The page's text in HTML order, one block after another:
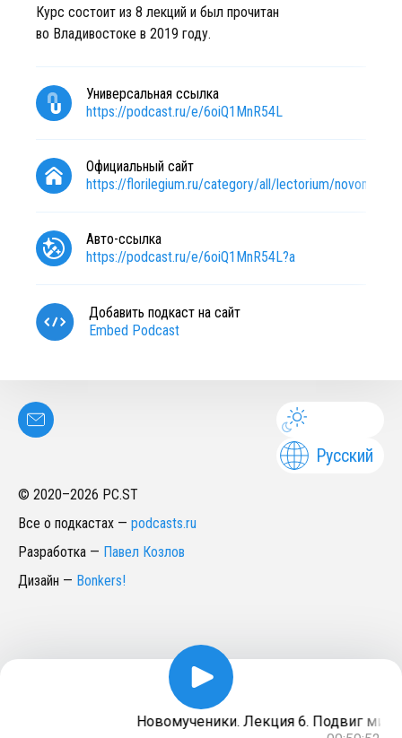
Курс состоит из 8 лекций и был прочитан
во Владивостоке в 2019 году.
Универсальная ссылка
https://podcast.ru/e/6oiQ1MnR54L
Официальный сайт
https://florilegium.ru/category/all/lectorium/
Авто-ссылка
https://podcast.ru/e/6oiQ1MnR54L?a
Добавить подкаст на сайт
Embed Podcast
Русский
© 2020–2026 PC.ST
Все о подкастах — podcasts.ru
Разработка — Павел Козлов
Дизайн — Bonkers!
Новомученики. Лекция 6. Подвиг